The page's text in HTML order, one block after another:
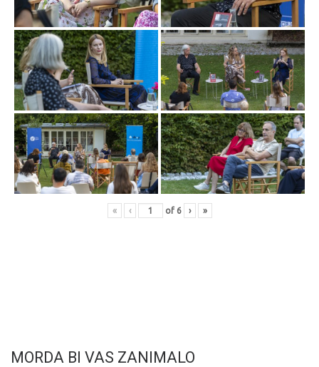
« ‹ of 6 › »
MORDA BI VAS ZANIMALO